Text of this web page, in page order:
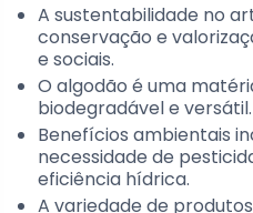
A sustentabilidade no
conservação e
e sociais.
O algodão é uma
biodegradável e versátil.
Benefícios ambientais
necessidade de
eficiência hídrica.
A variedade de